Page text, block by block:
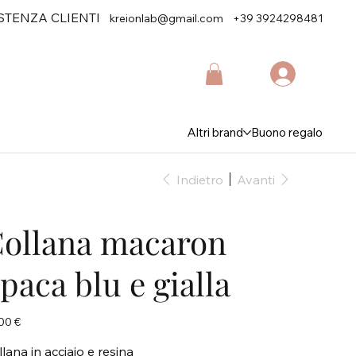
CLIENTI kreionlab@gmail.com +39 3924298481
Altri brand Buono regalo
Indietro Avanti
macaron
blu e gialla
€
in acciaio e resina